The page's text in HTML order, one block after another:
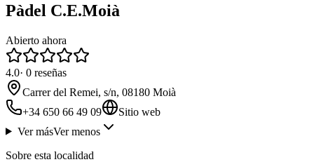
Pàdel C.E.Moià
Abierto ahora
4.0· 0 reseñas
Carrer del Remei, s/n, 08180 Moià
+34 650 66 49 09
Sitio web
Ver másVer menos
Sobre esta localidad